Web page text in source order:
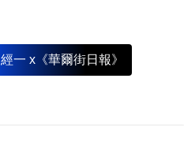
經一 x《華爾街日報》